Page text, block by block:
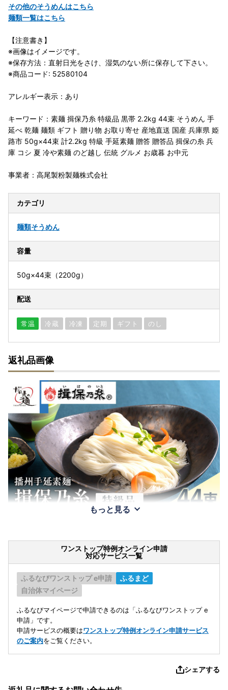
その他のそうめんはこちら
麺類一覧はこちら
【注意書き】
※画像はイメージです。
※保存方法：直射日光をさけ、湿気のない所に保存して下さい。
※商品コード: 52580104
アレルギー表示：あり
キーワード：素麺 揖保乃糸 特級品 黒帯 2.2kg 44束 そうめん 手
延べ 乾麺 麺類 ギフト 贈り物 お取り寄せ 産地直送 国産 兵庫県 姫
路市 50g×44束 計2.2kg 特級 手延素麺 贈答 贈答品 揖保の糸 兵
庫 コシ 夏 冷や素麺 のど越し 伝統 グルメ お歳暮 お中元
事業者：高尾製粉製麺株式会社
カテゴリ
麺類そうめん
容量
50g×44束（2200g）
配送
常温 冷蔵 冷凍 定期 ギフト のし
返礼品画像
もっと見る
ワンストップ特例オンライン申請
対応サービス一覧
ふるなびワンストップ e申請
ふるまど
自治体マイページ
ふるなびマイページで申請できるのは「ふるなびワンストップ e
申請」です。
申請サービスの概要はワンストップ特例オンライン申請サービス
のご案内をご覧ください。
シェアする